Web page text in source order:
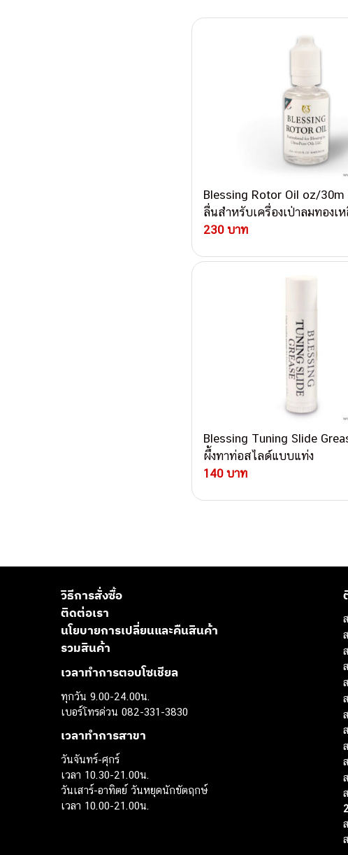
Blessing Rotor Oil oz/
ลื่นสำหรับเครื่องเป่าลมทองเ
230 บาท
Blessing Tuning Slide
ผึ้งทาท่อสไลด์แบบแท่ง
140 บาท
วิธีการสั่งซื้อ
ติดต่อเรา
นโยบายการเปลี่ยนและคืนสินค้า
รวมสินค้า
เวลาทำการตอบโซเชียล
ทุกวัน 9.00-24.00น.
เบอร์โทรด่วน 082-331-3830
เวลาทำการสาขา
วันจันทร์-ศุกร์
เวลา 10.30-21.00น.
วันเสาร์-อาทิตย์ วันหยุดนักขัตฤกษ์
เวลา 10.00-21.00น.